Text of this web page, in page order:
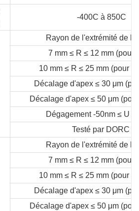
-400C à 850C
Rayon de l'extrémité de la
7 mm ≤ R ≤ 12 mm (pour
10 mm ≤ R ≤ 25 mm (pour
Décalage d'apex ≤ 30 μm
Décalage d'apex ≤ 50 μm
Dégagement -50nm ≤ U ≤
Testé par DORC
Rayon de l'extrémité de la
7 mm ≤ R ≤ 12 mm (pour
10 mm ≤ R ≤ 25 mm (pour
Décalage d'apex ≤ 30 μm
Décalage d'apex ≤ 50 μm